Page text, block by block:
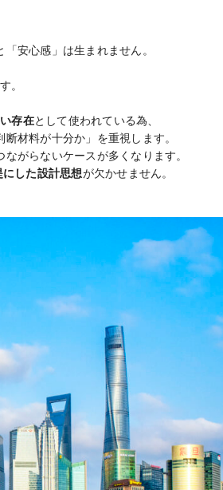
安心感」は生まれません。
。
存在として使われている為、
材料が十分か」を重視します。
がらないケースが多くなります。
した設計思想が欠かせません。